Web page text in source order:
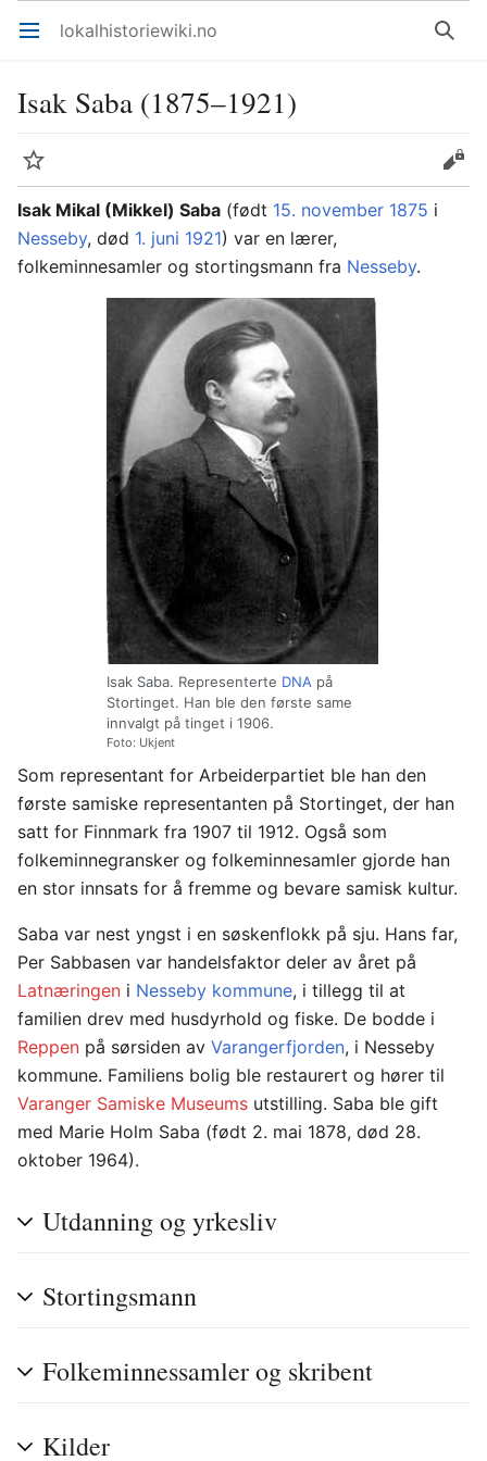
Åpne hovedmenyen lokalhistoriewiki.no Søk
Isak Saba (1875–1921)
Overvåk
Rediger
Isak Mikal (Mikkel) Saba (født 15. november 1875 i
Nesseby, død 1. juni 1921) var en lærer,
folkeminnesamler og stortingsmann fra Nesseby.
Isak Saba. Representerte DNA på
Stortinget. Han ble den første same
innvalgt på tinget i 1906.
Foto: Ukjent
Som representant for Arbeiderpartiet ble han den
første samiske representanten på Stortinget, der han
satt for Finnmark fra 1907 til 1912. Også som
folkeminnegransker og folkeminnesamler gjorde han
en stor innsats for å fremme og bevare samisk kultur.
Saba var nest yngst i en søskenflokk på sju. Hans far,
Per Sabbasen var handelsfaktor deler av året på
Latnæringen i Nesseby kommune, i tillegg til at
familien drev med husdyrhold og fiske. De bodde i
Reppen på sørsiden av Varangerfjorden, i Nesseby
kommune. Familiens bolig ble restaurert og hører til
Varanger Samiske Museums utstilling. Saba ble gift
med Marie Holm Saba (født 2. mai 1878, død 28.
oktober 1964).
Utdanning og yrkesliv
Stortingsmann
Folkeminnessamler og skribent
Kilder